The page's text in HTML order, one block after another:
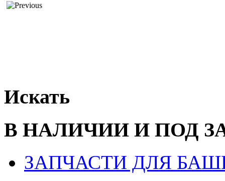
Искать
В НАЛИЧИИ И ПОД
ЗАПЧАСТИ ДЛЯ